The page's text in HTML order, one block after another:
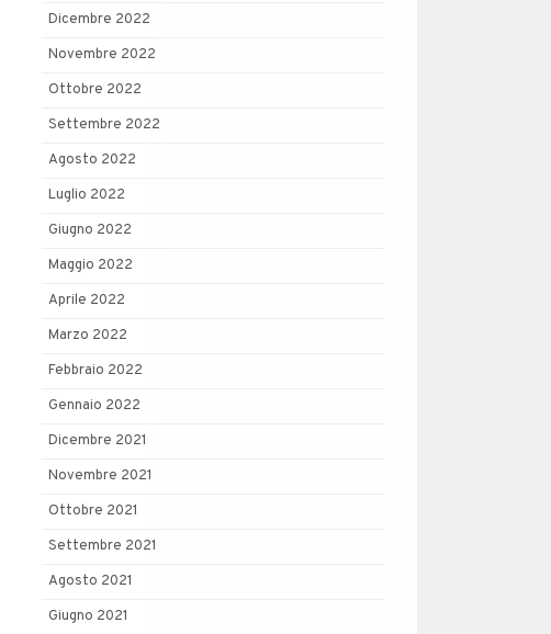
Dicembre 2022
Novembre 2022
Ottobre 2022
Settembre 2022
Agosto 2022
Luglio 2022
Giugno 2022
Maggio 2022
Aprile 2022
Marzo 2022
Febbraio 2022
Gennaio 2022
Dicembre 2021
Novembre 2021
Ottobre 2021
Settembre 2021
Agosto 2021
Giugno 2021